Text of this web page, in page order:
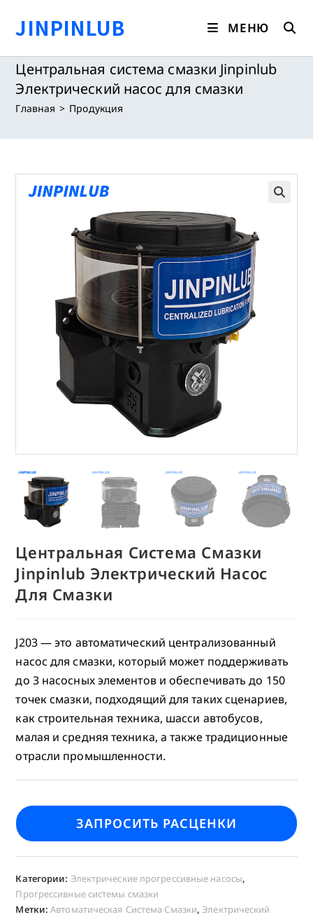
содержимому
JINPINLUB МЕНЮ
Центральная система смазки Jinpinlub
Электрический насос для смазки
Главная > Продукция
Центральная Система Смазки
Jinpinlub Электрический Насос
Для Смазки
J203 — это автоматический централизованный
насос для смазки, который может поддерживать
до 3 насосных элементов и обеспечивать до 150
точек смазки, подходящий для таких сценариев,
как строительная техника, шасси автобусов,
малая и средняя техника, а также традиционные
отрасли промышленности.
ЗАПРОСИТЬ РАСЦЕНКИ
Категории: Электрические прогрессивные насосы,
Прогрессивные системы смазки
Метки:Автоматическая Система Смазки, Электрический